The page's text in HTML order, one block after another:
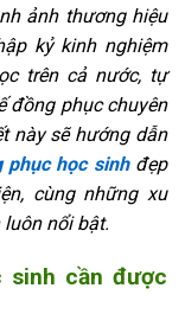
ảnh thương hiệu
kỷ kinh nghiệm
trên cả nước, tự
đồng phục chuyên
này sẽ hướng dẫn
học sinhđẹp
cùng những xu
nổi bật.
sinh cần được